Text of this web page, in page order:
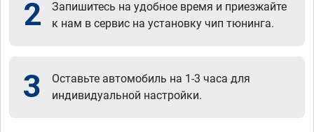
2
Запишитесь на удобное время и приезжайте
к нам в сервис на установку чип тюнинга.
3
Оставьте автомобиль на 1-3 часа для
индивидуальной настройки.